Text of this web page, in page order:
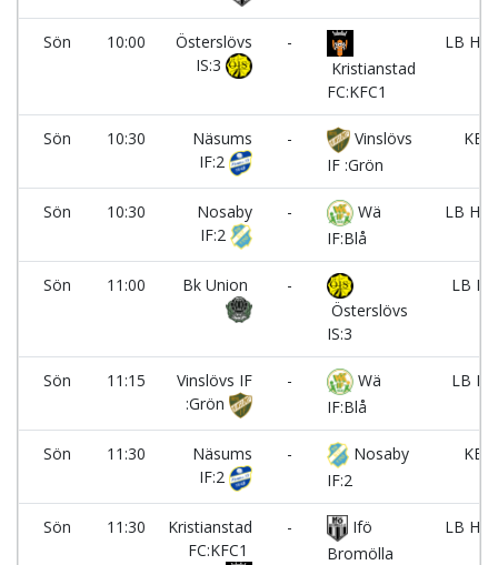
Sön 10:00
Österslövs
IS:3
-
Kristianstad
FC:KFC1
LB
Sön 10:30
Näsums
IF:2
-
Vinslövs
IF :Grön
KET
Sön 10:30
Nosaby
IF:2
-
Wä
IF:Blå
LB
Sön 11:00 Bk Union
-
Österslövs
IS:3
LB
Sön 11:15
Vinslövs IF
:Grön
-
Wä
IF:Blå
LB
Sön 11:30
Näsums
IF:2
-
Nosaby
IF:2
KET
Sön 11:30
Kristianstad
FC:KFC1
-
Ifö
Bromölla
LB